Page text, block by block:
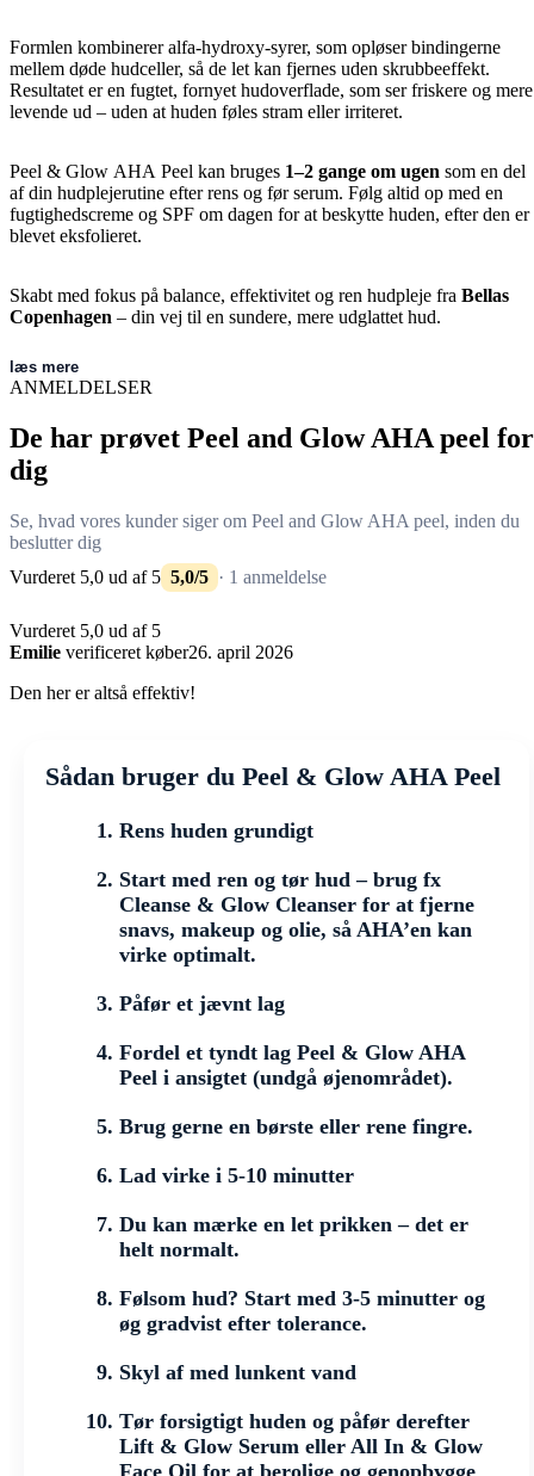
Formlen kombinerer alfa-hydroxy-syrer, som opløser bindingerne
mellem døde hudceller, så de let kan fjernes uden skrubbeeffekt.
Resultatet er en fugtet, fornyet hudoverflade, som ser friskere og mere
levende ud – uden at huden føles stram eller irriteret.
Peel & Glow AHA Peel kan bruges 1–2 gange om ugen som en del
af din hudplejerutine efter rens og før serum. Følg altid op med en
fugtighedscreme og SPF om dagen for at beskytte huden, efter den er
blevet eksfolieret.
Skabt med fokus på balance, effektivitet og ren hudpleje fra Bellas
Copenhagen – din vej til en sundere, mere udglattet hud.
læs mere
ANMELDELSER
De har prøvet Peel and Glow AHA peel for
dig
Se, hvad vores kunder siger om Peel and Glow AHA peel, inden du
beslutter dig
Vurderet 5,0 ud af 5 5,0/5 · 1 anmeldelse
Vurderet 5,0 ud af 5
Emilie verificeret køber26. april 2026
Den her er altså effektiv!
Sådan bruger du Peel & Glow AHA Peel
Rens huden grundigt
Start med ren og tør hud – brug fx
Cleanse & Glow Cleanser for at fjerne
snavs, makeup og olie, så AHA’en kan
virke optimalt.
Påfør et jævnt lag
Fordel et tyndt lag Peel & Glow AHA
Peel i ansigtet (undgå øjenområdet).
Brug gerne en børste eller rene fingre.
Lad virke i 5-10 minutter
Du kan mærke en let prikken – det er
helt normalt.
Følsom hud? Start med 3-5 minutter og
øg gradvist efter tolerance.
Skyl af med lunkent vand
Tør forsigtigt huden og påfør derefter
Lift & Glow Serum eller All In & Glow